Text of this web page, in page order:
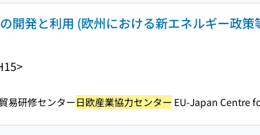
開発と利用 (欧州における新エネルギー政
易研修センター日欧産業協力センター EU-Japan Centre